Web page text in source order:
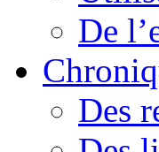
De
Des